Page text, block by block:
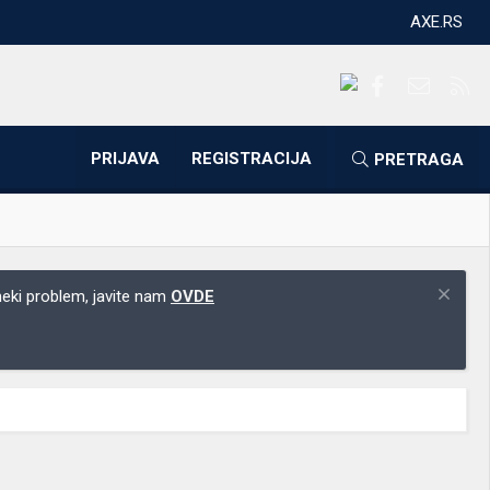
AXE.RS
PRIJAVA REGISTRACIJA PRETRAGA
problem, javite nam OVDE